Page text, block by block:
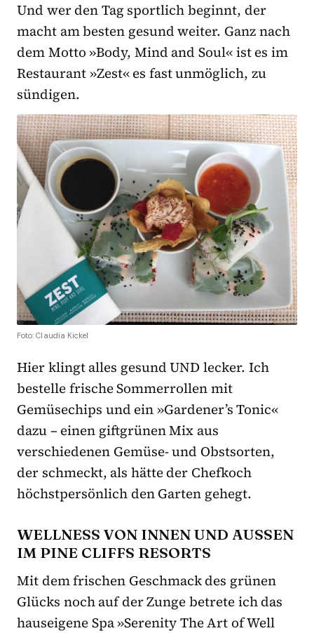
Und wer den Tag sportlich beginnt, der
macht am besten gesund weiter. Ganz nach
dem Motto »Body, Mind and Soul« ist es im
Restaurant »Zest« es fast unmöglich, zu
sündigen.
Foto: Claudia Kickel
Hier klingt alles gesund UND lecker. Ich
bestelle frische Sommerrollen mit
Gemüsechips und ein »Gardener’s Tonic«
dazu – einen giftgrünen Mix aus
verschiedenen Gemüse- und Obstsorten,
der schmeckt, als hätte der Chefkoch
höchstpersönlich den Garten gehegt.
WELLNESS VON INNEN UND AUSSEN I
M PINE CLIFFS RESORTS
Mit dem frischen Geschmack des grünen
Glücks noch auf der Zunge betrete ich das
hauseigene Spa »Serenity The Art of Well